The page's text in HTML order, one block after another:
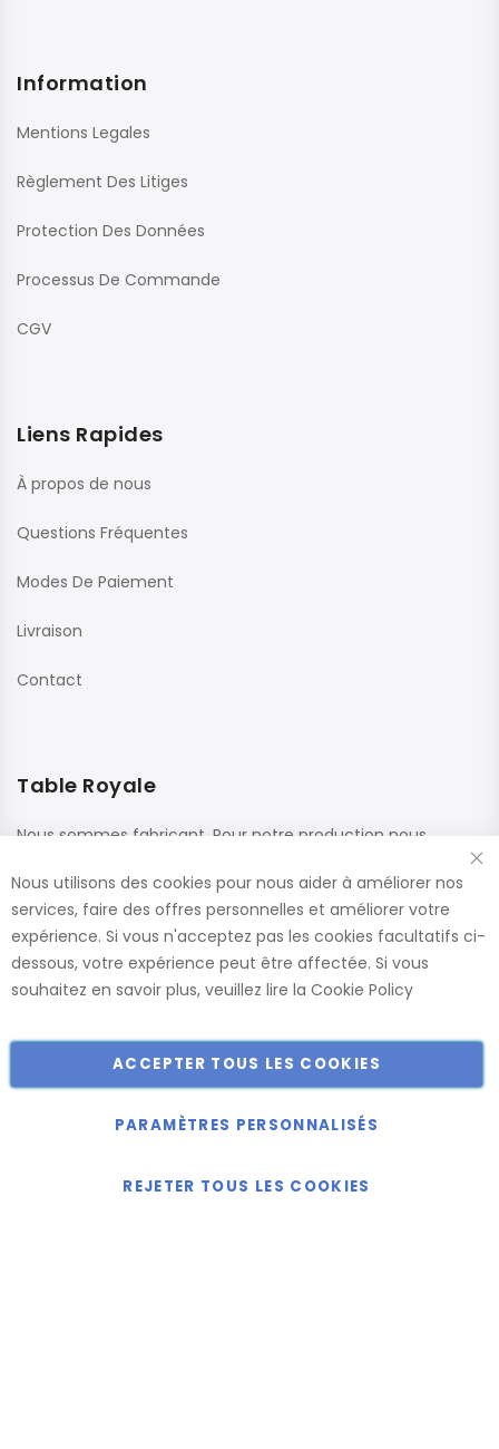
Information
Mentions Legales
Règlement Des Litiges
Protection Des Données
Processus De Commande
CGV
Liens Rapides
À propos de nous
Questions Fréquentes
Modes De Paiement
Livraison
Contact
Table Royale
Nous sommes fabricant. Pour notre production nous
renommés. Ces panneaux sont confectionnés dans nos
usines, ce qui nous permet de vous offrir le plus large choix
de dimensions et de finitions.
Catalogue
Tous droits réservés.
Nous utilisons des cookies pour nous aider à améliorer nos
services, faire des offres personnelles et améliorer votre
expérience. Si vous n'acceptez pas les cookies facultatifs ci-
dessous, votre expérience peut être affectée. Si vous
souhaitez en savoir plus, veuillez lire la Cookie Policy
ACCEPTER TOUS LES COOKIES
PARAMÈTRES PERSONNALISÉS
REJETER TOUS LES COOKIES